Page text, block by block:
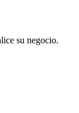
su negocio.